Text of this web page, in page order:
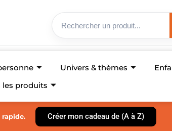
Univers & thèmes
les produits
rapide. Créer mon cadeau de (A à Z)